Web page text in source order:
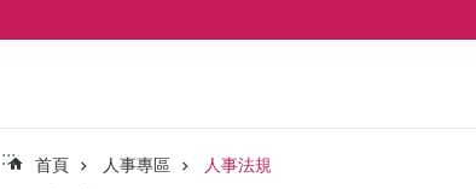
::: 首頁 人事專區 人事法規